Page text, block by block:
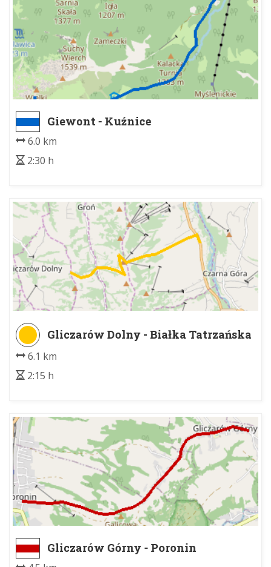
Giewont - Kuźnice
6.0 km
2:30 h
Gliczarów Dolny - Białka Tatrzańska
6.1 km
2:15 h
Gliczarów Górny - Poronin